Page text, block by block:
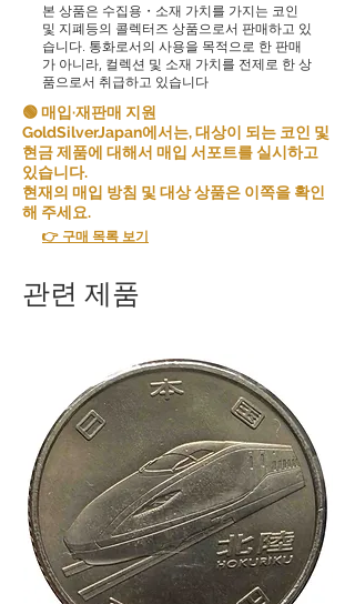
본 상품은 수집용・소재 가치를 가지는 코인
및 지폐등의 콜렉터즈 상품으로서 판매하고 있
습니다. 통화로서의 사용을 목적으로 한 판매
가 아니라, 컬렉션 및 소재 가치를 전제로 한 상
품으로서 취급하고 있습니다
🟢 매입·재판매 지원
GoldSilverJapan에서는, 대상이 되는 코인 및
현금 제품에 대해서 매입 서포트를 실시하고
있습니다.
현재의 매입 방침 및 대상 상품은 이쪽을 확인
해 주세요.
👉 구매 목록 보기
관련 제품